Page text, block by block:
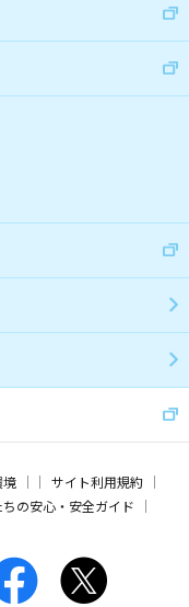
境
サイト利用規約
の安心・安全ガイド